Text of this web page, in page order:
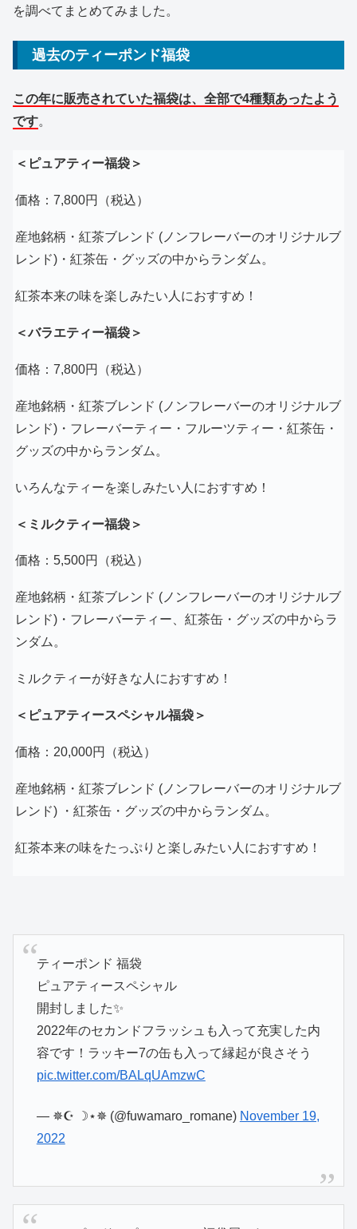
を調べてまとめてみました。
過去のティーポンド福袋
この年に販売されていた福袋は、全部で4種類あったよう
です。
＜ピュアティー福袋＞
価格：7,800円（税込）
産地銘柄・紅茶ブレンド (ノンフレーバーのオリジナルブ
レンド)・紅茶缶・グッズの中からランダム。
紅茶本来の味を楽しみたい人におすすめ！
＜バラエティー福袋＞
価格：7,800円（税込）
産地銘柄・紅茶ブレンド (ノンフレーバーのオリジナルブ
レンド)・フレーバーティー・フルーツティー・紅茶缶・
グッズの中からランダム。
いろんなティーを楽しみたい人におすすめ！
＜ミルクティー福袋＞
価格：5,500円（税込）
産地銘柄・紅茶ブレンド (ノンフレーバーのオリジナルブ
レンド)・フレーバーティー、紅茶缶・グッズの中からラ
ンダム。
ミルクティーが好きな人におすすめ！
＜ピュアティースペシャル福袋＞
価格：20,000円（税込）
産地銘柄・紅茶ブレンド (ノンフレーバーのオリジナルブ
レンド) ・紅茶缶・グッズの中からランダム。
紅茶本来の味をたっぷりと楽しみたい人におすすめ！
ティーポンド 福袋
ピュアティースペシャル
開封しました✨
2022年のセカンドフラッシュも入って充実した内
容です！ラッキー7の缶も入って縁起が良さそう
pic.twitter.com/BALqUAmzwC
— ✵☪︎ ☽⋆✵ (@fuwamaro_romane) November 19,
2022